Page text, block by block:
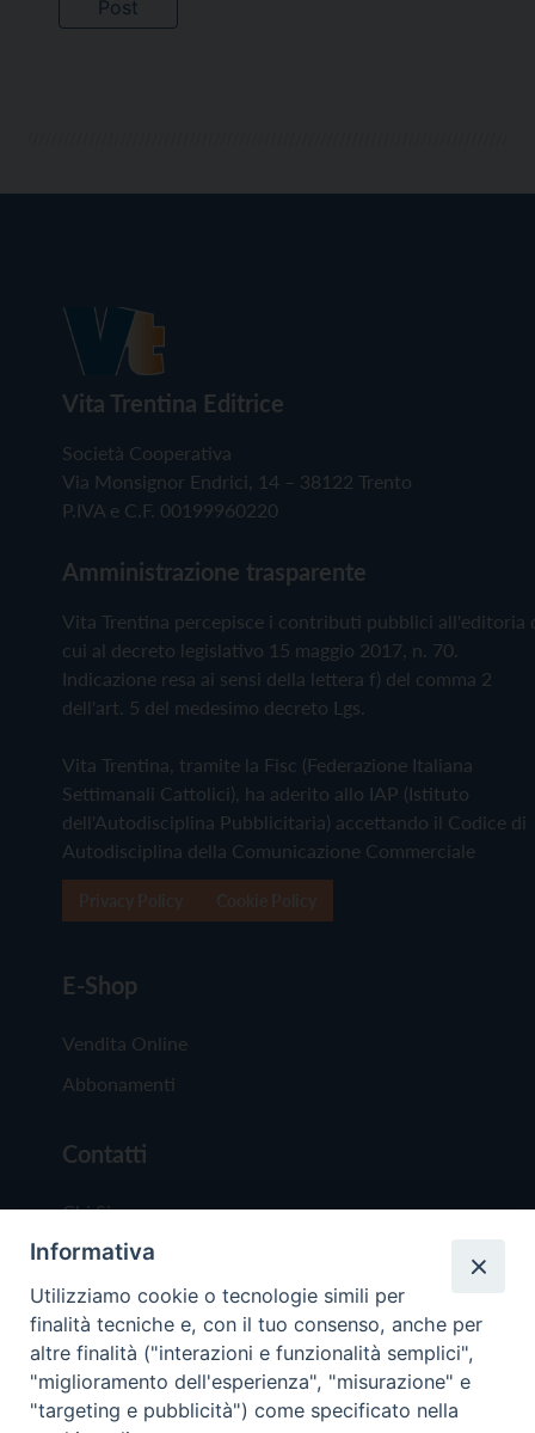
Vita Trentina Editrice
Società Cooperativa
Via Monsignor Endrici, 14 – 38122 Trento
P.IVA e C.F. 00199960220
Amministrazione trasparente
Vita Trentina percepisce i contributi pubblici all'editoria
cui al decreto legislativo 15 maggio 2017, n. 70.
Indicazione resa ai sensi della lettera f) del comma 2
dell'art. 5 del medesimo decreto Lgs.
Vita Trentina, tramite la Fisc (Federazione Italiana
Settimanali Cattolici), ha aderito allo IAP (Istituto
dell'Autodisciplina Pubblicitaria) accettando il Codice di
Autodisciplina della Comunicazione Commerciale
E-Shop
Vendita Online
Abbonamenti
Contatti
Chi Siamo
Redazione
Scrivici
Informativa
Utilizziamo cookie o tecnologie simili per
finalità tecniche e, con il tuo consenso, anche per
altre finalità ("interazioni e funzionalità semplici",
"miglioramento dell'esperienza", "misurazione" e
"targeting e pubblicità") come specificato nella